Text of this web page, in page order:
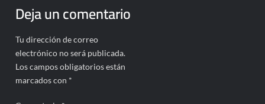
Deja un comentario
Tu dirección de correo
electrónico no será publicada.
Los campos obligatorios están
marcados con *